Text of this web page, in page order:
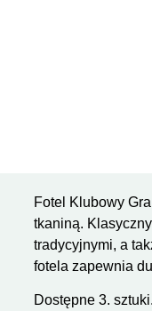
Fotel Klubowy
tkaniną.
tradycyjnymi, a
fotela zapewnia
Dostępne 3. sztuki.